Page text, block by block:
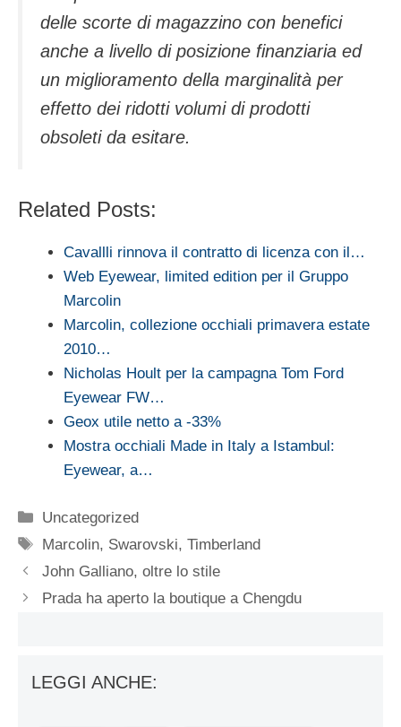
delle scorte di magazzino con benefici
anche a livello di posizione finanziaria ed
un miglioramento della marginalità per
effetto dei ridotti volumi di prodotti
obsoleti da esitare.
Related Posts:
Cavallli rinnova il contratto di licenza con il…
Web Eyewear, limited edition per il Gruppo
Marcolin
Marcolin, collezione occhiali primavera estate
2010…
Nicholas Hoult per la campagna Tom Ford
Eyewear FW…
Geox utile netto a -33%
Mostra occhiali Made in Italy a Istambul:
Eyewear, a…
Categorie
Uncategorized
Tag
Marcolin, Swarovski,Timberland
John Galliano, oltre lo stile
Prada ha aperto la boutique a Chengdu
LEGGI ANCHE: